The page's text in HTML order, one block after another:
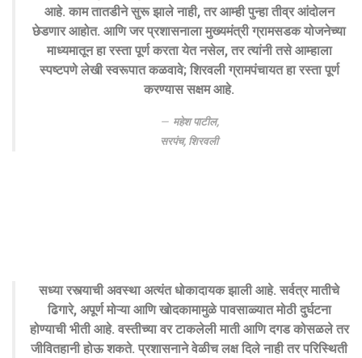
आहे. काम तातडीने सुरू झाले नाही, तर आम्ही पुन्हा तीव्र आंदोलन
छेडणार आहोत. आणि जर प्रशासनाला मुख्यमंत्री ग्रामसडक योजनेच्या
माध्यमातून हा रस्ता पूर्ण करता येत नसेल, तर त्यांनी तसे आम्हाला
स्पष्टपणे लेखी स्वरूपात कळवावे; शिरवली ग्रामपंचायत हा रस्ता पूर्ण
करण्यास सक्षम आहे.
महेश पाटील,
सरपंच, शिरवली
सध्या रस्त्याची अवस्था अत्यंत धोकादायक झाली आहे. सर्वत्र मातीचे
ढिगारे, अपूर्ण मोऱ्या आणि खोदकामामुळे पावसाळ्यात मोठी दुर्घटना
होण्याची भीती आहे. वस्तीच्या वर टाकलेली माती आणि दगड कोसळले तर
जीवितहानी होऊ शकते. प्रशासनाने वेळीच लक्ष दिले नाही तर परिस्थिती